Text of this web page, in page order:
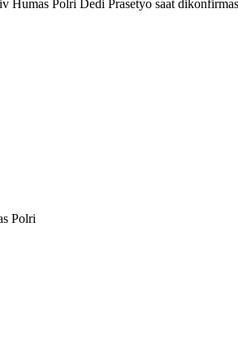
Humas Polri Dedi Prasetyo saat
Polri